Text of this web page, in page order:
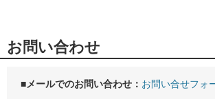
お問い合わせ
■メールでのお問い合わせ： お問い合せフォ